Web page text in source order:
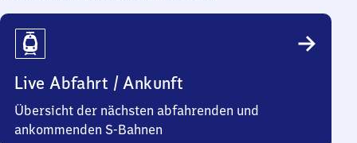
Reiseinfos
Live Abfahrt / Ankunft
Übersicht der nächsten abfahrenden und
ankommenden S-Bahnen